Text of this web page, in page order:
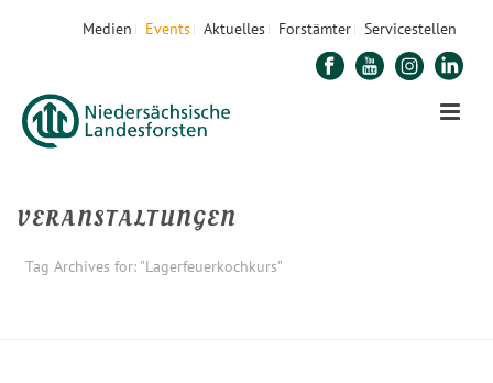
Medien Events Aktuelles Forstämter Servicestellen
VERANSTALTUNGEN
Tag Archives for: "Lagerfeuerkochkurs"